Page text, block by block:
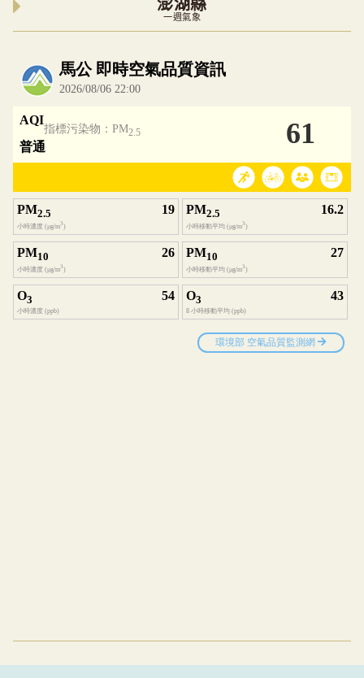
澎湖縣
一週氣象
內嵌空氣品質小工具為視覺預覽，完整即時空